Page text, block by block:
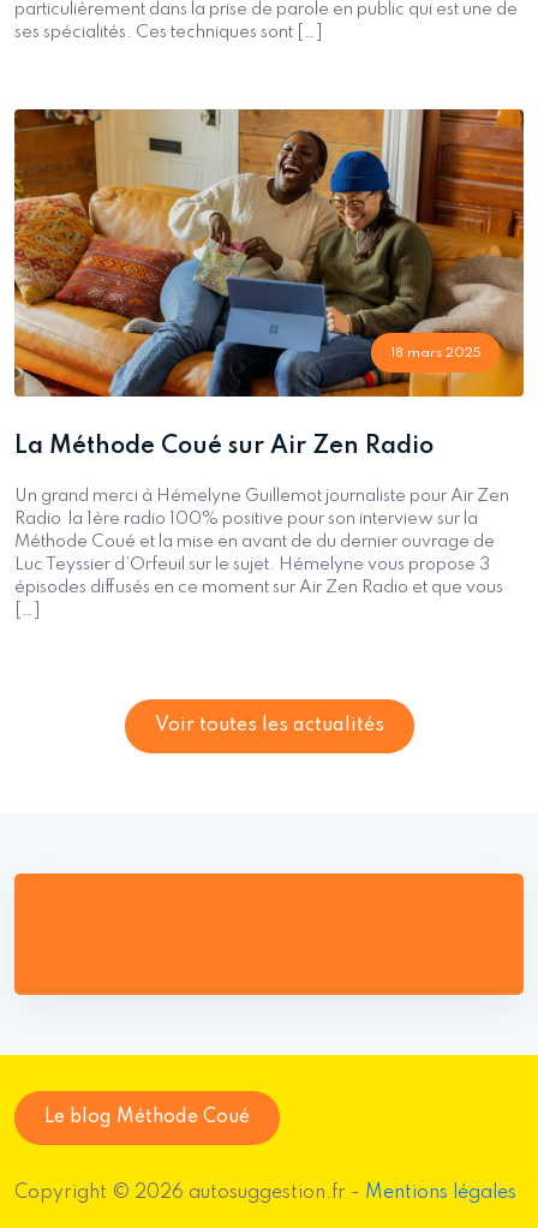
particulièrement dans la prise de parole en public qui est une de
ses spécialités. Ces techniques sont […]
18 mars 2025
La Méthode Coué sur Air Zen Radio
Un grand merci à Hémelyne Guillemot journaliste pour Air Zen
Radio la 1ère radio 100% positive pour son interview sur la
Méthode Coué et la mise en avant de du dernier ouvrage de
Luc Teyssier d’Orfeuil sur le sujet. Hémelyne vous propose 3
épisodes diffusés en ce moment sur Air Zen Radio et que vous
[…]
Voir toutes les actualités
Le blog Méthode Coué
Copyright © 2026 autosuggestion.fr - Mentions légales